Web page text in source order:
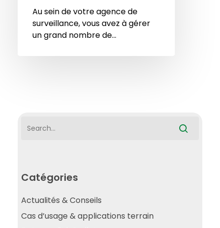
Au sein de votre agence de
surveillance, vous avez à gérer
un grand nombre de…
Catégories
Actualités & Conseils
Cas d’usage & applications terrain